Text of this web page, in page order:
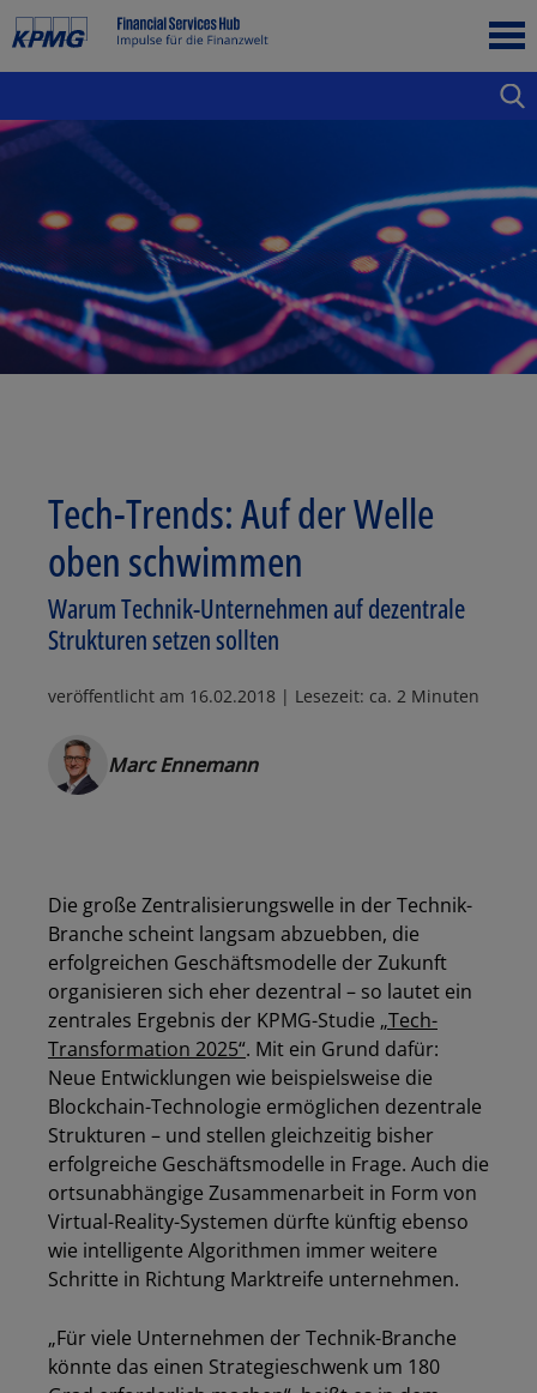
Tech-Trends: Auf der Welle
oben schwimmen
Warum Technik-Unternehmen auf dezentrale
Strukturen setzen sollten
veröffentlicht am 16.02.2018 | Lesezeit: ca. 2 Minuten
Marc Ennemann
Die große Zentralisierungswelle in der Technik-
Branche scheint langsam abzuebben, die
erfolgreichen Geschäftsmodelle der Zukunft
organisieren sich eher dezentral – so lautet ein
zentrales Ergebnis der KPMG-Studie „Tech-
Transformation 2025“. Mit ein Grund dafür:
Neue Entwicklungen wie beispielsweise die
Blockchain-Technologie ermöglichen dezentrale
Strukturen – und stellen gleichzeitig bisher
erfolgreiche Geschäftsmodelle in Frage. Auch die
ortsunabhängige Zusammenarbeit in Form von
Virtual-Reality-Systemen dürfte künftig ebenso
wie intelligente Algorithmen immer weitere
Schritte in Richtung Marktreife unternehmen.
„Für viele Unternehmen der Technik-Branche
könnte das einen Strategieschwenk um 180